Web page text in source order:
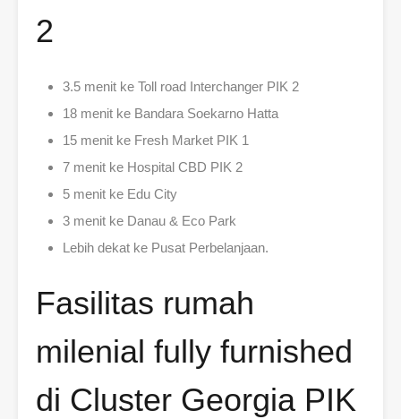
2
3.5 menit ke Toll road Interchanger PIK 2
18 menit ke Bandara Soekarno Hatta
15 menit ke Fresh Market PIK 1
7 menit ke Hospital CBD PIK 2
5 menit ke Edu City
3 menit ke Danau & Eco Park
Lebih dekat ke Pusat Perbelanjaan.
Fasilitas rumah
milenial fully furnished
di Cluster Georgia PIK